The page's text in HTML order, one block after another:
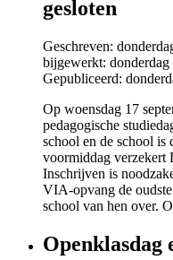
gesloten
Geschreven:
bijgewerkt: donderdag
Gepubliceerd:
Op woensdag 17
pedagogische
school en de school is
voormiddag verzekert
Inschrijven is
VIA-opvang de
school van hen over.
Openklasdag